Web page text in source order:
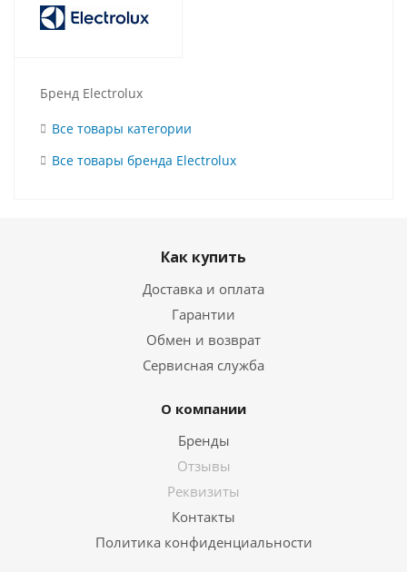
Бренд Electrolux
Все товары категории
Все товары бренда Electrolux
Как купить
Доставка и оплата
Гарантии
Обмен и возврат
Сервисная служба
О компании
Бренды
Отзывы
Реквизиты
Контакты
Политика конфиденциальности